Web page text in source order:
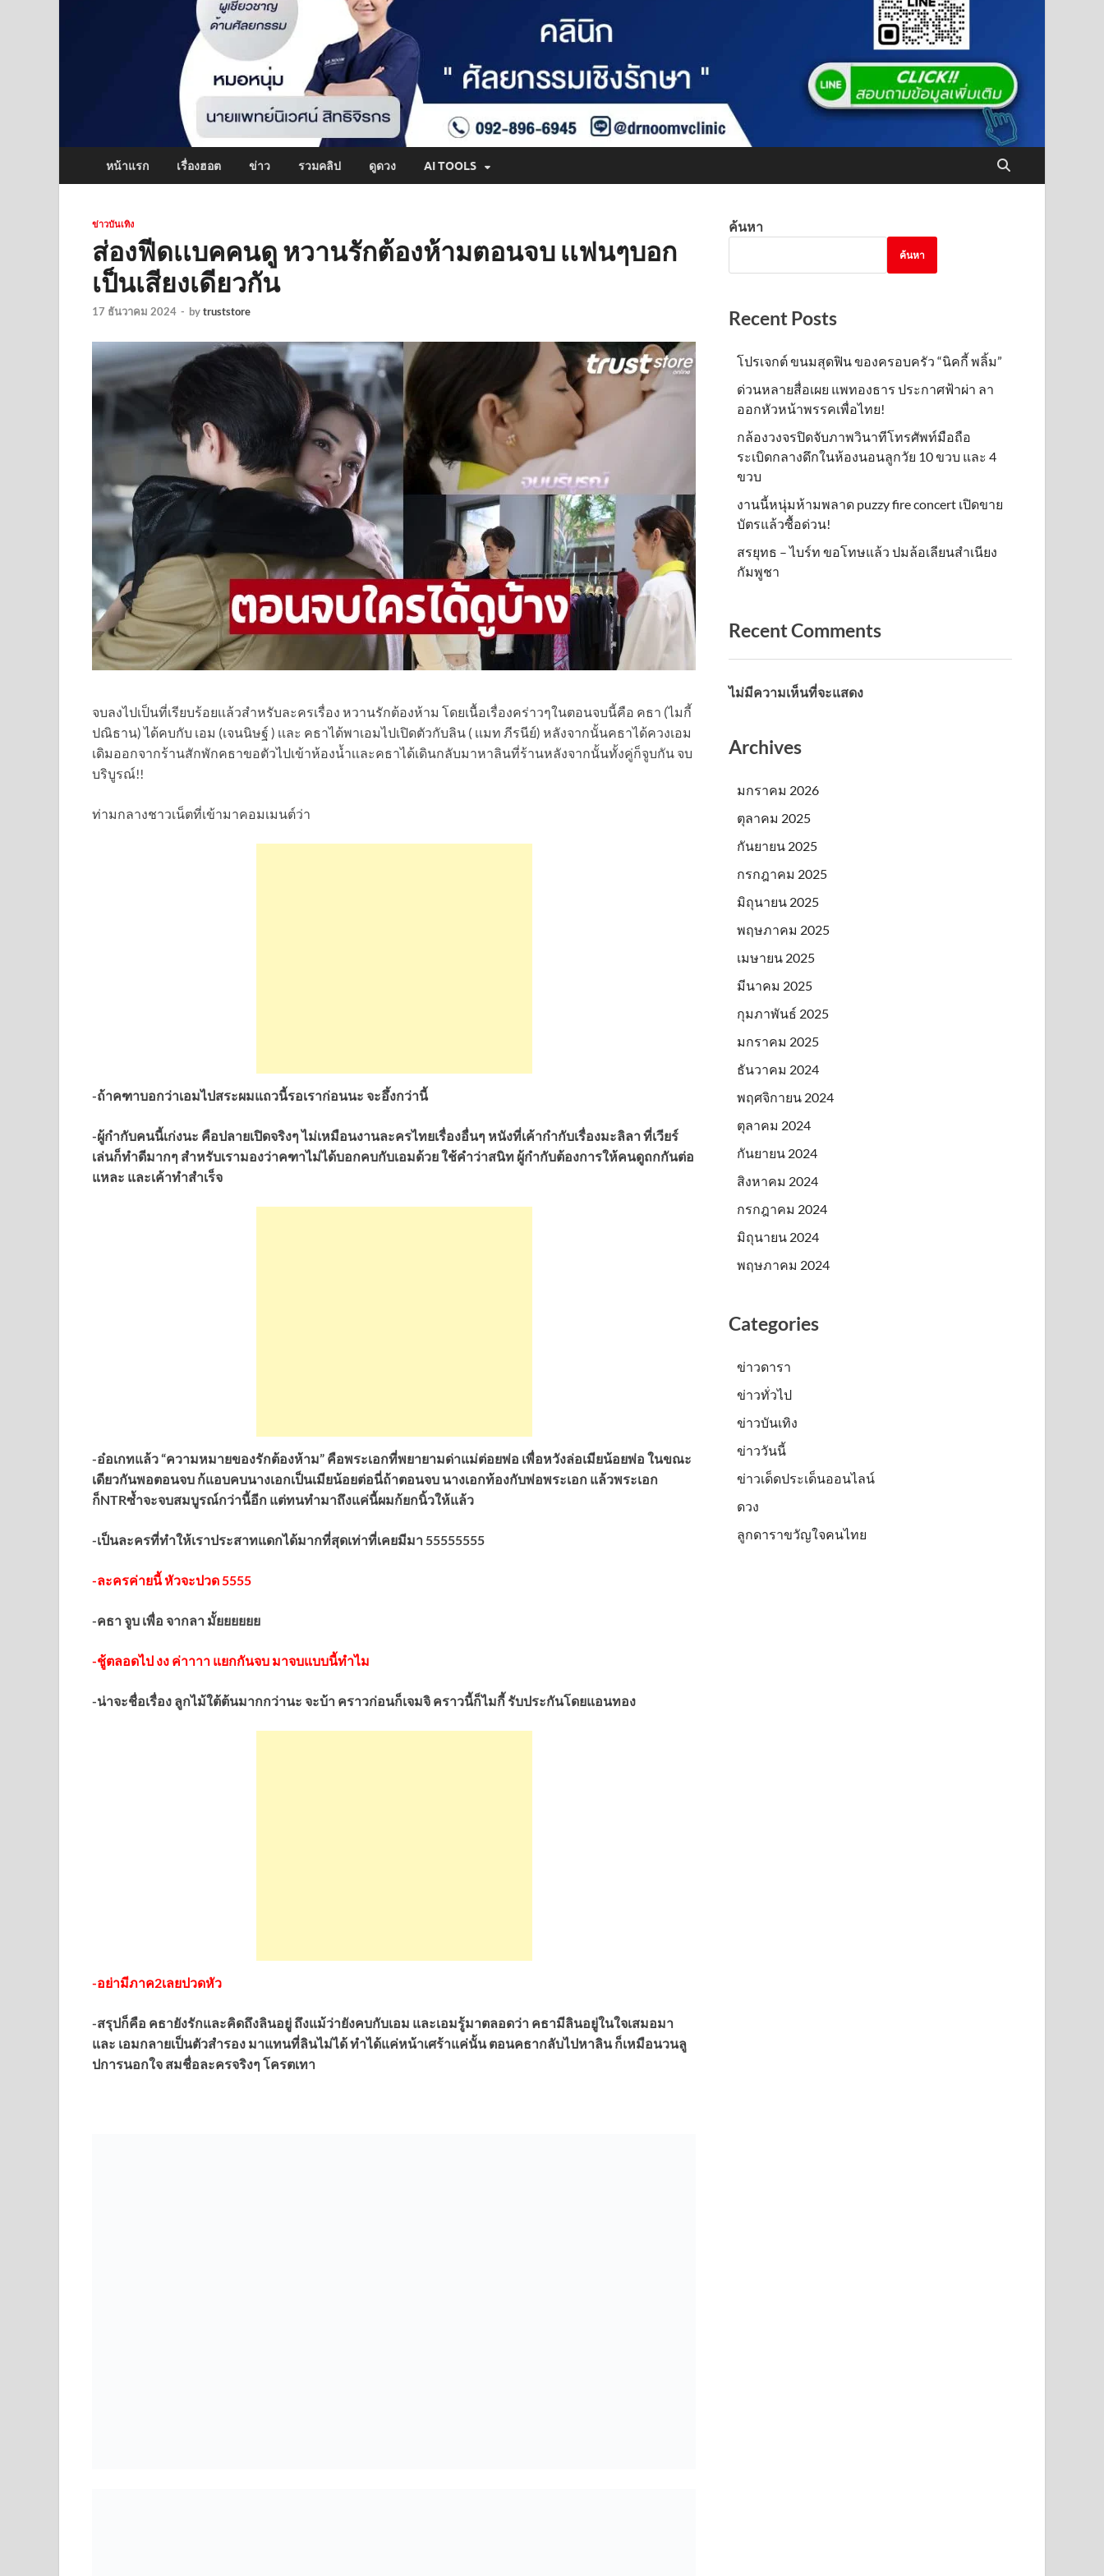
หน้าแรก เรื่องฮอต ข่าว รวมคลิป ดูดวง AI TOOLS
ข่าวบันเทิง
ส่องฟีดเเบคคนดู หวานรักต้องห้ามตอนจบ เเฟนๆบอก
เป็นเสียงเดียวกัน
17 ธันวาคม 2024 - bytruststore
จบลงไปเป็นที่เรียบร้อยเเล้วสำหรับละครเรื่อง หวานรักต้องห้าม โดยเนื้อเรื่องคร่าวๆในตอนจบนี้คือ คธา (ไมกี้
ปณิธาน) ได้คบกับ เอม (เจนนิษฐ์ ) เเละ คธาได้พาเอมไปเปิดตัวกับลิน ( เเมท ภีรนีย์) หลังจากนั้นคธาได้ควงเอม
เดิมออกจากร้านสักพักคธาขอตัวไปเข้าห้องน้ำเเละคธาได้เดินกลับมาหาลินที่ร้านหลังจากนั้นทั้งคู่ก็จูบกัน จบ
บริบูรณ์!!
ท่ามกลางชาวเน็ตที่เข้ามาคอมเมนต์ว่า
-ถ้าคฑาบอกว่าเอมไปสระผมแถวนี้รอเราก่อนนะ จะอึ้งกว่านี้
-ผู้กำกับคนนี้เก่งนะ คือปลายเปิดจริงๆ ไม่เหมือนงานละครไทยเรื่องอื่นๆ หนังที่เค้ากำกับเรื่องมะลิลา ที่เวียร์
เล่นก็ทำดีมากๆ สำหรับเรามองว่าคฑาไม่ได้บอกคบกับเอมด้วย ใช้คำว่าสนิท ผู้กำกับต้องการให้คนดูถกกันต่อ
แหละ และเค้าทำสำเร็จ
-อ๋อเกทแล้ว “ความหมายของรักต้องห้าม” คือพระเอกที่พยายามด่าแม่ต่อยพ่อ เพื่อหวังล่อเมียน้อยพ่อ ในขณะ
เดียวกันพอตอนจบ ก้แอบคบนางเอกเป็นเมียน้อยต่อนี่ถ้าตอนจบ นางเอกท้องกับพ่อพระเอก แล้วพระเอก
ก็NTRซ้ำจะจบสมบูรณ์กว่านี้อีก แต่ทนทำมาถึงแค่นี้ผมก้ยกนิ้วให้แล้ว
-เป็นละครที่ทำให้เราประสาทแดกได้มากที่สุดเท่าที่เคยมีมา 55555555
-ละครค่ายนี้ หัวจะปวด 5555
-คธา จูบ เพื่อ จากลา มั้ยยยยยย
-ชู้ตลอดไป งง ค่าาาา แยกกันจบ มาจบแบบนี้ทำไม
-น่าจะชื่อเรื่อง ลูกไม้ใต้ต้นมากกว่านะ จะบ้า คราวก่อนก็เจมจิ คราวนี้ก็ไมกี้ รับประกันโดยแอนทอง
-อย่ามีภาค2เลยปวดหัว
-สรุปก็คือ คธายังรักและคิดถึงลินอยู่ ถึงแม้ว่ายังคบกับเอม และเอมรู้มาตลอดว่า คธามีลินอยู่ในใจเสมอมา
และ เอมกลายเป็นตัวสำรอง มาแทนที่ลินไม่ได้ ทำได้แค่หน้าเศร้าแค่นั้น ตอนคธากลับไปหาลิน ก็เหมือนวนลู
ปการนอกใจ สมชื่อละครจริงๆ โครตเทา
ค้นหา
ค้นหา
Recent Posts
โปรเจกต์ ขนมสุดฟิน ของครอบครัว “นิคกี้ พลิ้ม”
ด่วนหลายสื่อเผย แพทองธาร ประกาศฟ้าผ่า ลา
ออกหัวหน้าพรรคเพื่อไทย!
กล้องวงจรปิดจับภาพวินาทีโทรศัพท์มือถือ
ระเบิดกลางดึกในห้องนอนลูกวัย 10 ขวบ และ 4
ขวบ
งานนี้หนุ่มห้ามพลาด puzzy fire concert เปิดขาย
บัตรแล้วซื้อด่วน!
สรยุทธ – ไบร์ท ขอโทษแล้ว ปมล้อเลียนสำเนียง
กัมพูชา
Recent Comments
ไม่มีความเห็นที่จะแสดง
Archives
มกราคม 2026
ตุลาคม 2025
กันยายน 2025
กรกฎาคม 2025
มิถุนายน 2025
พฤษภาคม 2025
เมษายน 2025
มีนาคม 2025
กุมภาพันธ์ 2025
มกราคม 2025
ธันวาคม 2024
พฤศจิกายน 2024
ตุลาคม 2024
กันยายน 2024
สิงหาคม 2024
กรกฎาคม 2024
มิถุนายน 2024
พฤษภาคม 2024
Categories
ข่าวดารา
ข่าวทั่วไป
ข่าวบันเทิง
ข่าววันนี้
ข่าวเด็ดประเด็นออนไลน์
ดวง
ลูกดาราขวัญใจคนไทย